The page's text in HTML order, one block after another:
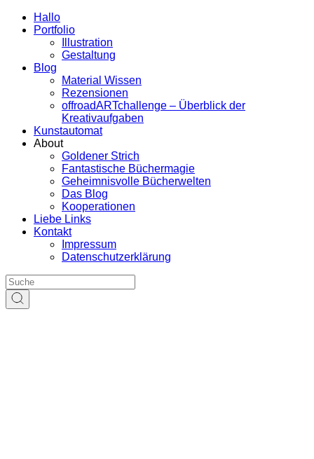
Hallo
Portfolio
Illustration
Gestaltung
Blog
Material Wissen
Rezensionen
offroadARTchallenge – Überblick der
Kreativaufgaben
Kunstautomat
About
Goldener Strich
Fantastische Büchermagie
Geheimnisvolle Bücherwelten
Das Blog
Kooperationen
Liebe Links
Kontakt
Impressum
Datenschutzerklärung